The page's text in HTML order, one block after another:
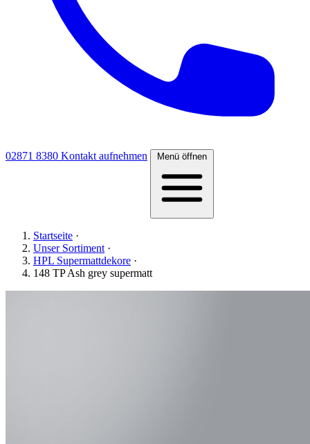
02871 8380 Kontakt aufnehmen Menü öffnen
Startseite ·
Unser Sortiment ·
HPL Supermattdekore ·
148 TP Ash grey supermatt